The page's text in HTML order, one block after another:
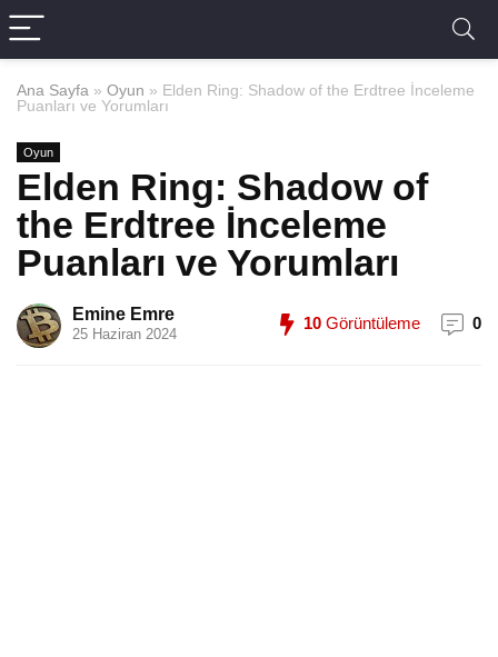
Ana Sayfa » Oyun » Elden Ring: Shadow of the Erdtree İnceleme
Puanları ve Yorumları
Oyun
Elden Ring: Shadow of
the Erdtree İnceleme
Puanları ve Yorumları
Emine Emre
25 Haziran 2024
10 Görüntüleme 0